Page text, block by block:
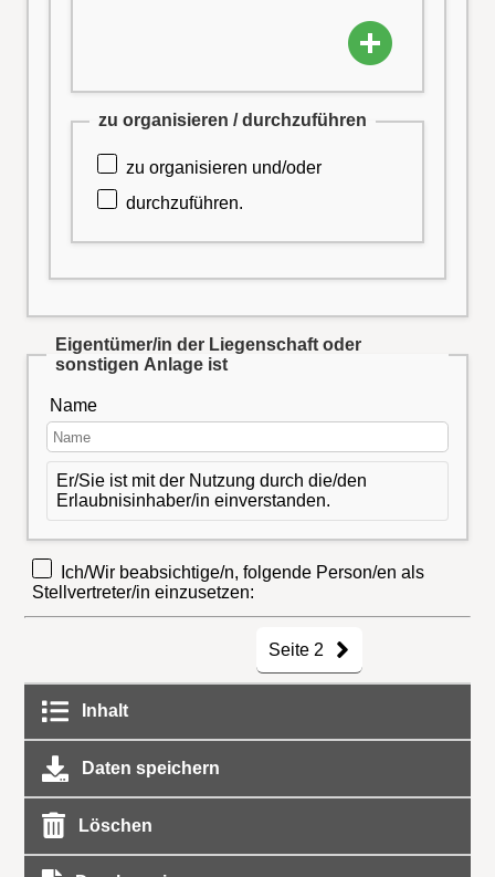
zu organisieren / durchzuführen
zu organisieren und/oder
durchzuführen.
Eigentümer/in der Liegenschaft oder
sonstigen Anlage ist
Name
Er/Sie ist mit der Nutzung durch die/den
Erlaubnisinhaber/in einverstanden.
Ich/Wir beabsichtige/n, folgende Person/en als
Stellvertreter/in einzusetzen:
Seite 2
Inhalt
Daten speichern
Löschen